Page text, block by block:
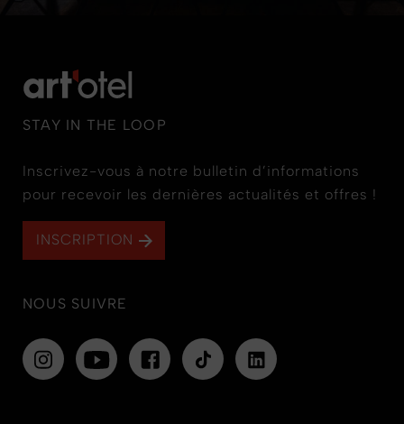
STAY IN THE LOOP
Inscrivez-vous à notre bulletin d’informations
pour recevoir les dernières actualités et offres !
INSCRIPTION
NOUS SUIVRE